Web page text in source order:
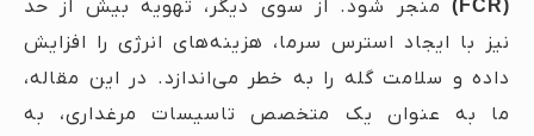
(FCR)
منجر شود. از سوی دیگر، تهویه بیش از حد
نیز با ایجاد استرس سرما، هزینه‌های انرژی را افزایش
داده و سلامت گله را به خطر می‌اندازد. در این مقاله،
ما به عنوان یک متخصص تاسیسات مرغداری، به